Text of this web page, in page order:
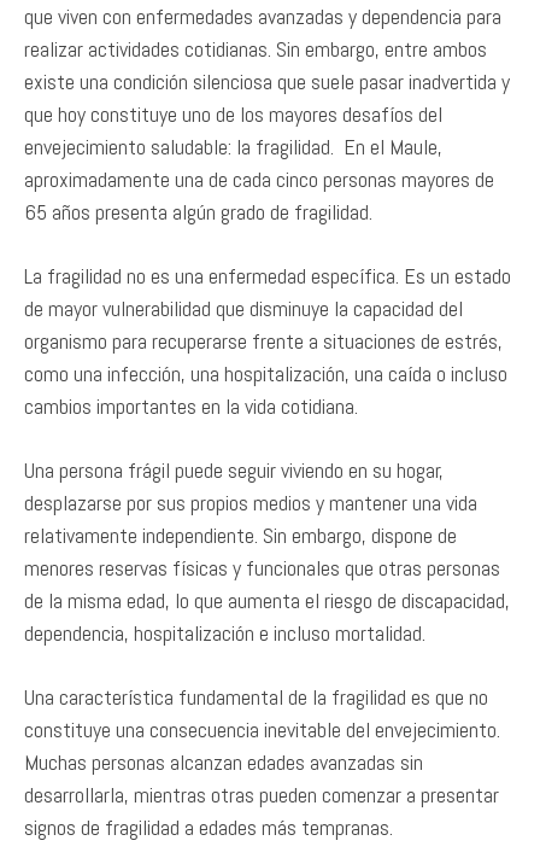
que viven con enfermedades avanzadas y dependencia para
realizar actividades cotidianas. Sin embargo, entre ambos
existe una condición silenciosa que suele pasar inadvertida y
que hoy constituye uno de los mayores desafíos del
envejecimiento saludable: la fragilidad. En el Maule,
aproximadamente una de cada cinco personas mayores de
65 años presenta algún grado de fragilidad.
La fragilidad no es una enfermedad específica. Es un estado
de mayor vulnerabilidad que disminuye la capacidad del
organismo para recuperarse frente a situaciones de estrés,
como una infección, una hospitalización, una caída o incluso
cambios importantes en la vida cotidiana.
Una persona frágil puede seguir viviendo en su hogar,
desplazarse por sus propios medios y mantener una vida
relativamente independiente. Sin embargo, dispone de
menores reservas físicas y funcionales que otras personas
de la misma edad, lo que aumenta el riesgo de discapacidad,
dependencia, hospitalización e incluso mortalidad.
Una característica fundamental de la fragilidad es que no
constituye una consecuencia inevitable del envejecimiento.
Muchas personas alcanzan edades avanzadas sin
desarrollarla, mientras otras pueden comenzar a presentar
signos de fragilidad a edades más tempranas.